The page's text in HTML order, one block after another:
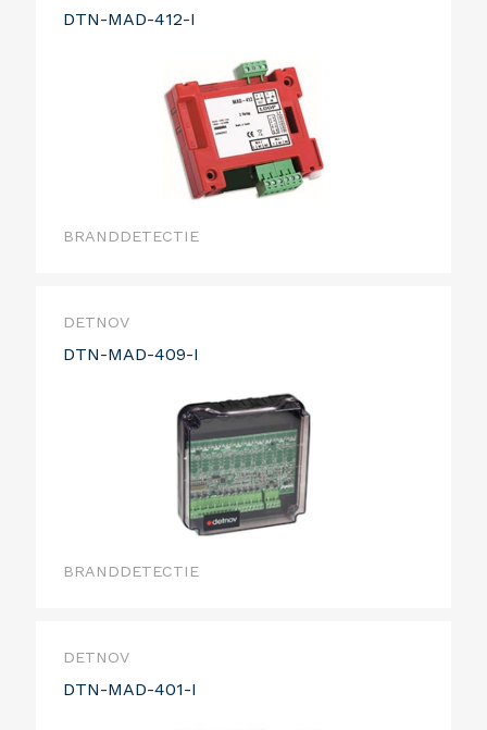
DTN-MAD-412-I
BRANDDETECTIE
DETNOV
DTN-MAD-409-I
BRANDDETECTIE
DETNOV
DTN-MAD-401-I